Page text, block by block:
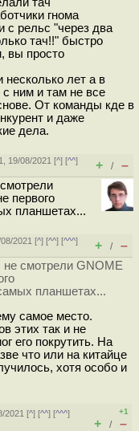
гнома
с рельс "через два
тач!!" быстро
вы просто
несколько лет а в
с ним и там не все
От команды кде в
и даже
дела.
19/08/2021 [^] [^^]
+ / –
первого
планшетах...
2021 [^] [^^] [^^^]
+ / –
не смотрели GNOME
планшетах...
самое место.
этих так и не
его покрутить. На
что или на китайце
хотя особо и
2021 [^] [^^] [^^^]
+1
+ / –